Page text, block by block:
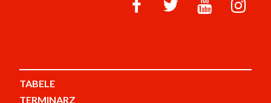
TABELE
TERMINARZ